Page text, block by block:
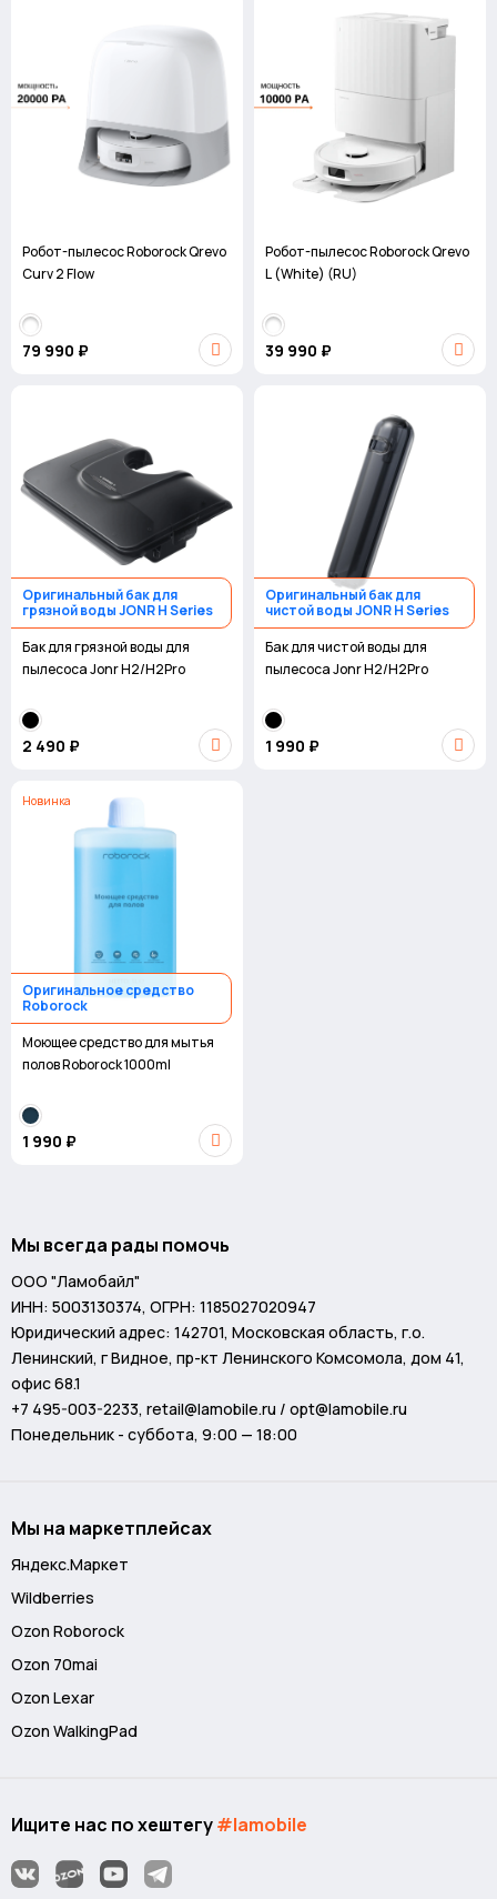
Робот-пылесос Roborock Qrevo
Curv 2 Flow
79 990 ₽
Робот-пылесос Roborock Qrevo
L (White) (RU)
39 990 ₽
Оригинальный бак для
грязной воды JONR H Series
Бак для грязной воды для
пылесоса Jonr H2/H2Pro
2 490 ₽
Оригинальный бак для
чистой воды JONR H Series
Бак для чистой воды для
пылесоса Jonr H2/H2Pro
1 990 ₽
Новинка
Оригинальное средство
Roborock
Моющее средство для мытья
полов Roborock 1000ml
1 990 ₽
Мы всегда рады помочь
ООО "Ламобайл"
ИНН: 5003130374, ОГРН: 1185027020947
Юридический адрес: 142701, Московская область, г.о.
Ленинский, г Видное, пр-кт Ленинского Комсомола, дом 41,
офис 68.1
+7 495-003-2233, retail@lamobile.ru / opt@lamobile.ru
Понедельник - суббота, 9:00 — 18:00
Мы на маркетплейсах
Яндекс.Маркет
Wildberries
Ozon Roborock
Ozon 70mai
Ozon Lexar
Ozon WalkingPad
Ищите нас по хештегу#lamobile